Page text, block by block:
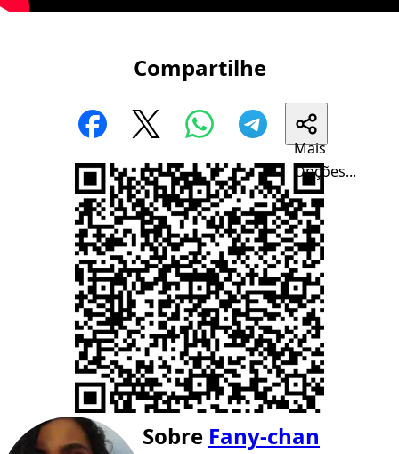
Compartilhe
Mais
Opções...
Sobre Fany-chan